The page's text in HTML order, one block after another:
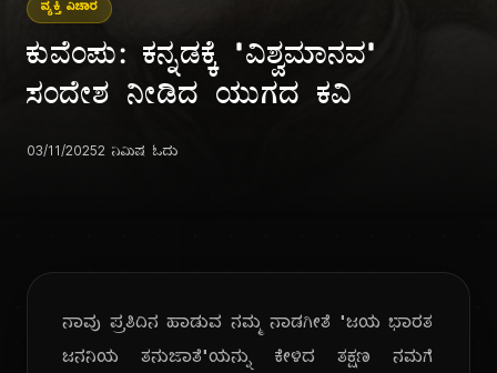
ವ್ಯಕ್ತಿ ವಿಚಾರ
ಕುವೆಂಪು: ಕನ್ನಡಕ್ಕೆ "ವಿಶ್ವಮಾನವ"
ಸಂದೇಶ ನೀಡಿದ ಯುಗದ ಕವಿ
03/11/20252 ನಿಮಿಷ ಓದು
ನಾವು ಪ್ರತಿದಿನ ಹಾಡುವ ನಮ್ಮ ನಾಡಗೀತೆ "ಜಯ ಭಾರತ
ಜನನಿಯ ತನುಜಾತೆ"ಯನ್ನು ಕೇಳಿದ ತಕ್ಷಣ ನಮಗೆ